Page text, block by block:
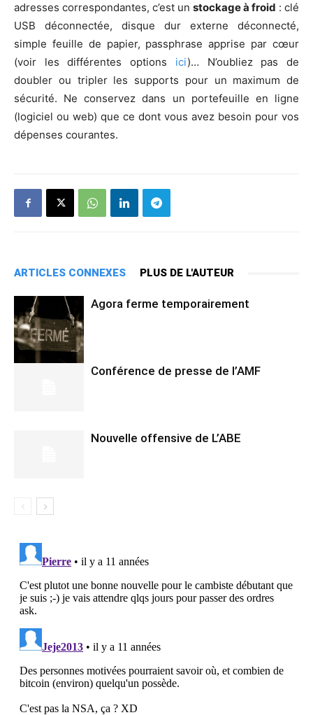
adresses correspondantes, c’est un stockage à froid : clé
USB déconnectée, disque dur externe déconnecté,
simple feuille de papier, passphrase apprise par cœur
(voir les différentes options ici)… N’oubliez pas de
doubler ou tripler les supports pour un maximum de
sécurité. Ne conservez dans un portefeuille en ligne
(logiciel ou web) que ce dont vous avez besoin pour vos
dépenses courantes.
ARTICLES CONNEXES PLUS DE L'AUTEUR
Agora ferme temporairement
Conférence de presse de l’AMF
Nouvelle offensive de L’ABE